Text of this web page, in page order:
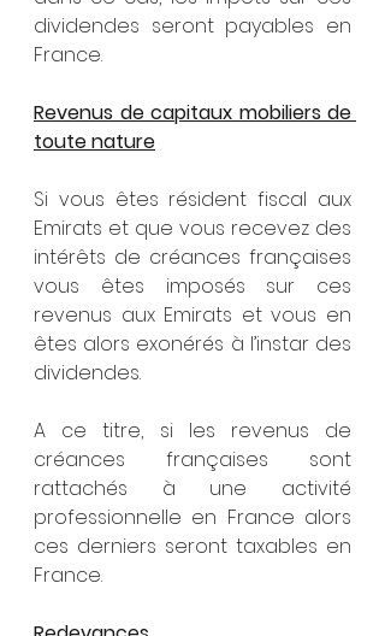
dividendes seront payables en
France.
Revenus de capitaux mobiliers de
toute nature
Si vous êtes résident fiscal aux
Emirats et que vous recevez des
intérêts de créances françaises
vous êtes imposés sur ces
revenus aux Emirats et vous en
êtes alors exonérés à l’instar des
dividendes.
A ce titre, si les revenus de
créances françaises sont
rattachés à une activité
professionnelle en France alors
ces derniers seront taxables en
France.